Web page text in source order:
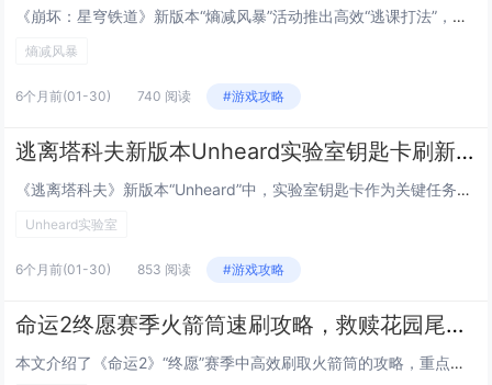
《崩坏：星穹铁道》新版本“熵减风暴”活动推出高效“逃课打法”，玩家无需高强度操作即可自动挂机通关，该打法核心在于选择“记忆”命途角色（如布洛妮娅、希儿等），搭配特定奇物组合——记忆的回响」「熵减协议残页」与「自动校准模组」，可稳定触发连携技...
熵减风暴
6个月前(01-30) 740 阅读 #游戏攻略
逃离塔科夫新版本Unheard实验室钥匙卡刷新点，五个高概率出生位置实时标注
《逃离塔科夫》新版本“Unheard”中，实验室钥匙卡作为关键任务道具，其刷新点备受玩家关注，本文汇总并实时标注了五处高概率出生位置：1）USEC营地B-3仓库西侧保险柜；2）BEAR营地医疗站二楼办公桌抽屉；3）海关地图中央控制室服务器机...
Unheard实验室
6个月前(01-30) 853 阅读 #游戏攻略
命运2终愿赛季火箭筒速刷攻略，救赎花园尾王三秒击杀的武器与模组搭配
本文介绍了《命运2》“终愿”赛季中高效刷取火箭筒的攻略，重点聚焦于“救赎花园”副本尾王的速杀技巧，通过合理搭配高爆发火箭筒（如“静默誓言”或“末日余晖”）与关键模组（如“过载弹药”“快速装填”“稳定瞄准”），配合队友职业技能协同（如术士的“...